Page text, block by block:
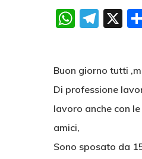
X
Buon giorno tutti
Di professione
lavoro anche con
amici,
Sono sposato da